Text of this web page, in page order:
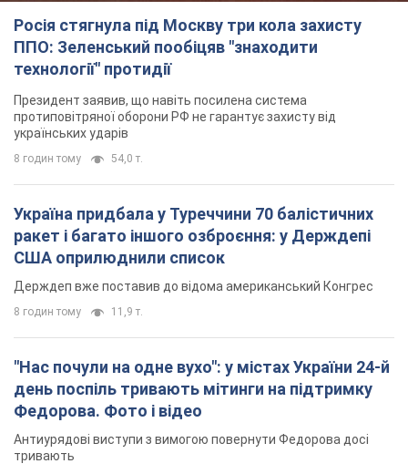
Росія стягнула під Москву три кола захисту
ППО: Зеленський пообіцяв "знаходити
технології" протидії
Президент заявив, що навіть посилена система
протиповітряної оборони РФ не гарантує захисту від
українських ударів
8 годин тому 54,0 т.
Україна придбала у Туреччини 70 балістичних
ракет і багато іншого озброєння: у Держдепі
США оприлюднили список
Держдеп вже поставив до відома американський Конгрес
8 годин тому 11,9 т.
"Нас почули на одне вухо": у містах України 24-й
день поспіль тривають мітинги на підтримку
Федорова. Фото і відео
Антиурядові виступи з вимогою повернути Федорова досі
тривають